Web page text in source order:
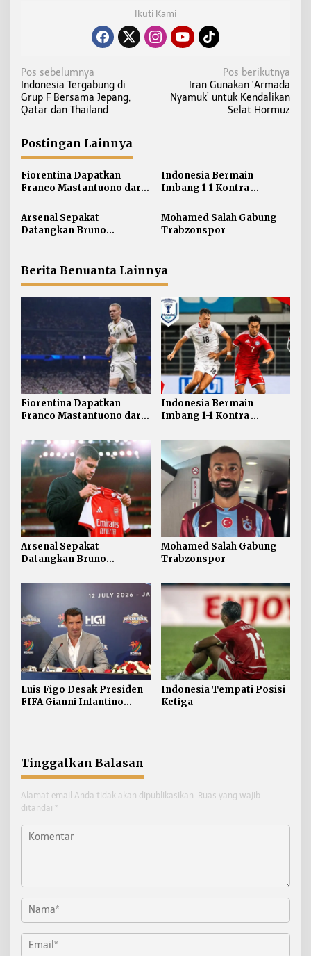
Ikuti Kami
N
a
v
g
a
s
i
o
Pos sebelumnya
Indonesia Tergabung di
Grup F Bersama Jepang,
Qatar dan Thailand
Pos berikutnya
Iran Gunakan ‘Armada
Nyamuk’ untuk Kendalikan
Selat Hormuz
Postingan Lainnya
Fiorentina Dapatkan
Franco Mastantuono dari
Indonesia Bermain
Imbang 1-1 Kontra
Arsenal Sepakat
Datangkan Bruno
Mohamed Salah Gabung
Trabzonspor
Berita Benuanta Lainnya
Fiorentina Dapatkan
Franco Mastantuono dari
Indonesia Bermain
Imbang 1-1 Kontra
Arsenal Sepakat
Datangkan Bruno
Mohamed Salah Gabung
Trabzonspor
Luis Figo Desak Presiden
FIFA Gianni Infantino
Indonesia Tempati Posisi
Ketiga
Tinggalkan Balasan
Alamat email Anda tidak akan dipublikasikan. Ruas yang wajib
ditandai *